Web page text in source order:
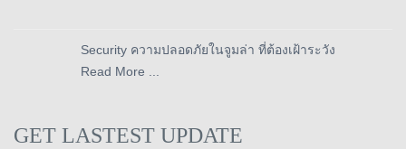
Security ความปลอดภัยในจูมล่า ที่ต้องเฝ้าระวัง
Read More ...
GET LASTEST UPDATE